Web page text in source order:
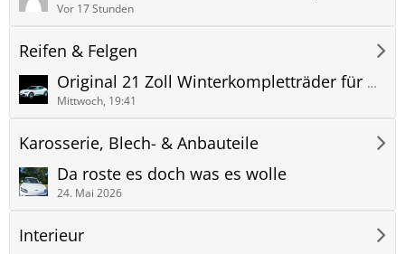
Vor 17 Stunden
Reifen & Felgen
Original 21 Zoll Winterkompletträder für den Genesis GV60 Sport Plus
Mittwoch, 19:41
Karosserie, Blech- & Anbauteile
Da roste es doch was es wolle
24. Mai 2026
Interieur